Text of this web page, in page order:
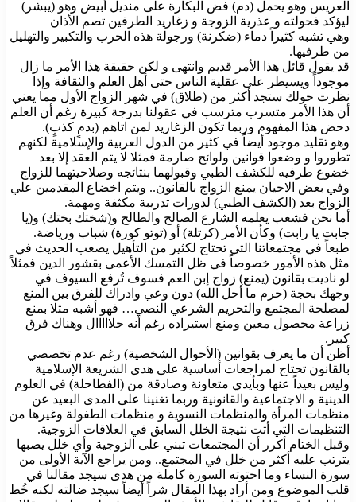
العريس وهو يحمل (دم) فض البكارة على منديل أبيض وهو (يبشر)
ليؤكد فحولته و عذرية الزوجة و زغاريد الطرفين تصم الأذان
وهي تشبه كثيراً دماء (ضكرنة) ورجولة هذه الحرب والتكبير والتهليل
من طرفيها.
قد يقول قائل هذا الأمر قديم وانتهى و لكن حقيقة هذا الأمر ما زال
موجوداً ويسيطر على عقلية الناس حتى أهل العلم والثقافة وإذا
نظرت حولك ستجد أكثر من (طلاق) في شهر الزواج الأول مما يعني
أن هذا الأمر متسرب مترسب في عقولنا بدرجة كبيرة رغم أن العلم
دحض هذا المفهوم وربما تكون الزغاريد لمن اتاهم (بدمٍ كذبٍ).
وهو تقليد موجود أيضاً في كثير من الدول العربية والإسلامية لكنهم
تطوروا و وضعوا قوانين ولوائح صارمة فمثلا لا يتم العقد إلا بعد
خضوع طرفيه للكشف الطبي وقبولهما بنتائجه وصلاحيتهما للزواج
وفي بعض الاحيان يمنع الزواج بالقانون.. ويتم اخضاع المقدمين علي
الزواج بعد (الكشف الطبي) لدورات تدريبة مكثفة ومهمة.
أما نحن فشعب يعلمه الشارع الصالح والطالح و(شختك بختك) و(يا
جابت يا رابت) وكأن الأمر (كرتلة) أو (توتو كورة) شباب ورياضة.
طبعاً في مجتمعاتنا التي تحتاج لكثير من التأهيل يصعب الحديث في
مثل هذه الأمور خصوصاً في ظل التمسك الأعمى بقشور الدين فمثلاً
لو ناديت بقانون (يمنع) زواج إبن العم فسوف تُرفع السيوف في
وجهك بحجة (حرم ما أحل الله) دون وعي وادراك للفرق بين المنع
لمصلحة المجتمع والتحريم الشرعي النصي… فهو أشبه مثلا بمنع
زراعة محصول معين ومنع استيراده رغم أنه حلااااال وهناك فرق
كبير.
أظن أن ما يعرف بقوانين (الأحوال الشخصية) رغم عدم تخصصي
بالقانون تحتاج لمراجعات أساسية على هدى الشريعة الإسلامية
وليس بعيداً عنها وبأيدي متعاونة وصادقة من (الفطاحلة) في العلوم
الدينية و الاجتماعية والقانونية وربما تغنينا على المدى البعيد عن
منظمات المرأة والمنظمات النسوية و منظمات الطفولة وغيرها من
التنظيمات التي أتت نتيجة الخلل السابق في العلاقات الزوجية.
وقبل الختام أكرر أن المجتمعات تبني على الزوجية وأي خلل يصبها
يترتب عليه أكثر من خلل في المجتمع.. ومن يراجع الآية الأولى من
سورة النساء وما احتوته السورة كاملة من هدى سيجد مقالنا في
قلب الموضوع ومن أراد بهذا المقال شراً أيضاً سيجد ضالته لكنه خُط